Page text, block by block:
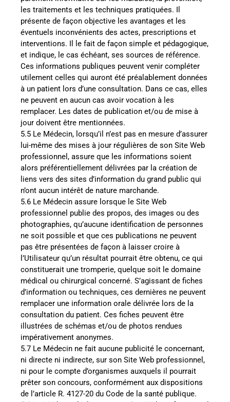
les traitements et les techniques pratiquées. Il
présente de façon objective les avantages et les
éventuels inconvénients des actes, prescriptions et
interventions. Il le fait de façon simple et pédagogique,
et indique, le cas échéant, ses sources de référence.
Ces informations publiques peuvent venir compléter
utilement celles qui auront été préalablement données
à un patient lors d’une consultation. Dans ce cas, elles
ne peuvent en aucun cas avoir vocation à les
remplacer. Les dates de publication et/ou de mise à
jour doivent être mentionnées.
5.5 Le Médecin, lorsqu’il n’est pas en mesure d’assurer
lui-même des mises à jour régulières de son Site Web
professionnel, assure que les informations soient
alors préférentiellement délivrées par la création de
liens vers des sites d’information du grand public qui
n’ont aucun intérêt de nature marchande.
5.6 Le Médecin assure lorsque le Site Web
professionnel publie des propos, des images ou des
photographies, qu’aucune identification de personnes
ne soit possible et que ces publications ne peuvent
pas être présentées de façon à laisser croire à
l’Utilisateur qu’un résultat pourrait être obtenu, ce qui
constituerait une tromperie, quelque soit le domaine
médical ou chirurgical concerné. S’agissant de fiches
d’information ou techniques, ces dernières ne peuvent
remplacer une information orale délivrée lors de la
consultation du patient. Ces fiches peuvent être
illustrées de schémas et/ou de photos rendues
impérativement anonymes.
5.7 Le Médecin ne fait aucune publicité le concernant,
ni directe ni indirecte, sur son Site Web professionnel,
ni pour le compte d’organismes auxquels il pourrait
prêter son concours, conformément aux dispositions
de l’article R. 4127-20 du Code de la santé publique.